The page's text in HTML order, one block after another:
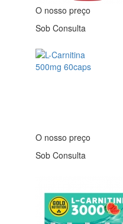
O nosso preço
Sob Consulta
O nosso preço
Sob Consulta